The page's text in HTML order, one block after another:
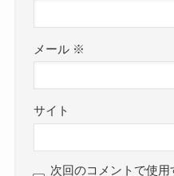
メール ※
サイト
次回のコメントで使